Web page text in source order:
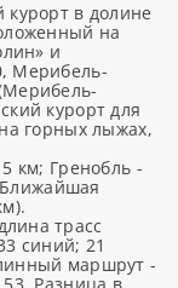
в долине
на
и
Мерибель-
курорт для
горных лыжах,
км; Гренобль -
трасс
синий; 21
маршрут -